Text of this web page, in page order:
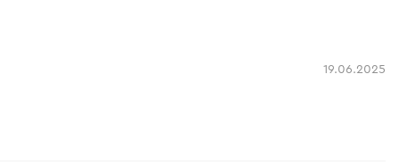
19.06.2025